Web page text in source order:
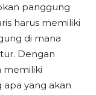
panggung
harus memiliki
di mana
Dengan
memiliki
yang akan